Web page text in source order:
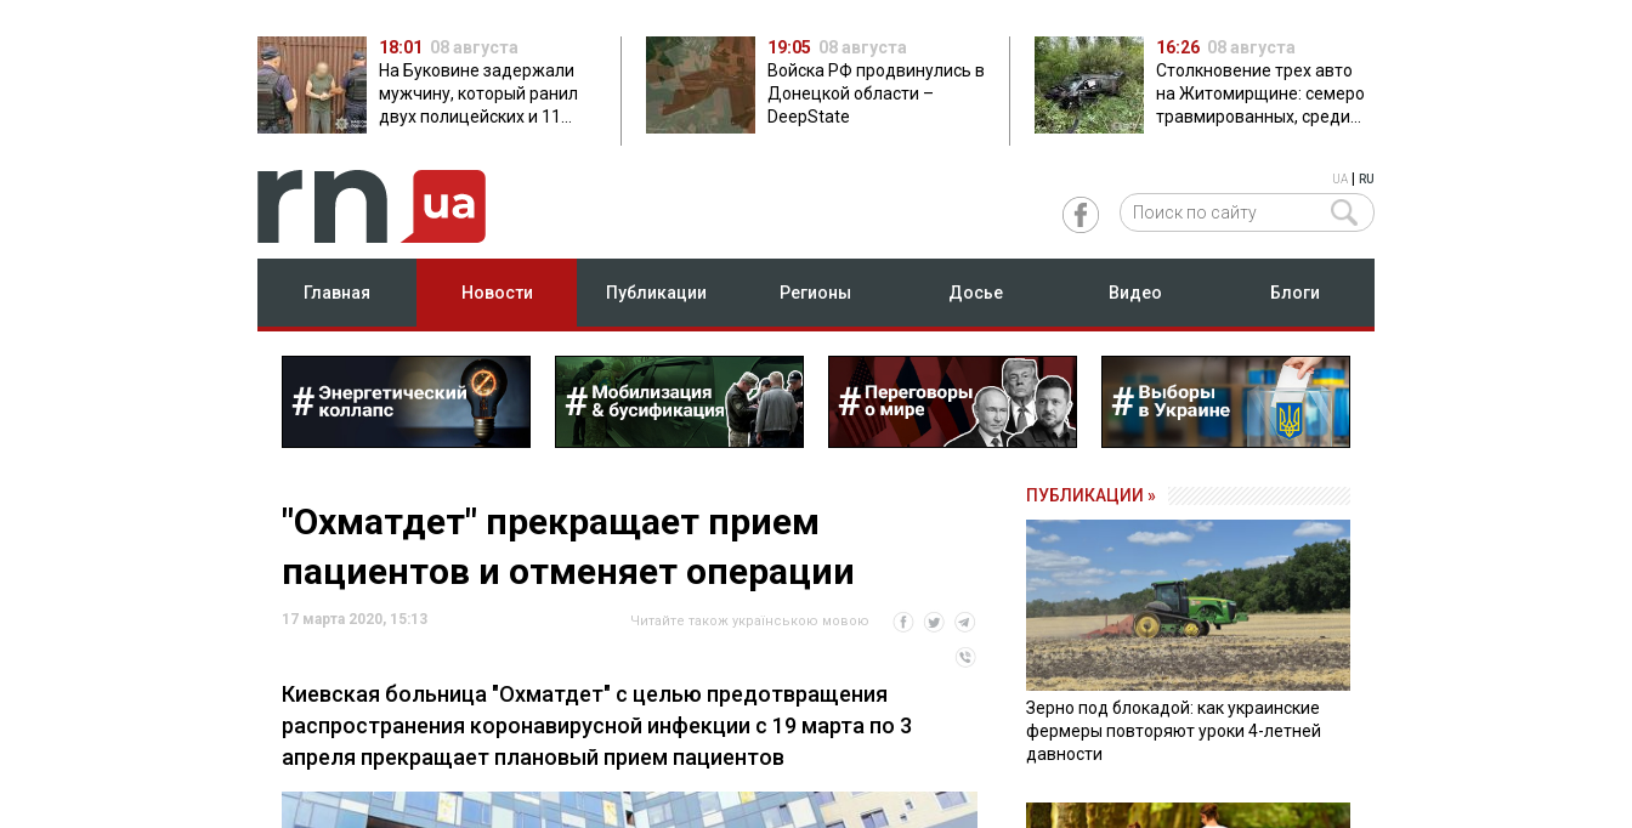
18:01 08 августа
На Буковине задержали
мужчину, который ранил
двух полицейских и 11
19:05 08 августа
Войска РФ продвинулись в
Донецкой области –
DeepState
16:26 08 августа
Столкновение трех авто
на Житомирщине: семеро
травмированных, среди
UA RU
Главная Новости Публикации Регионы Досье Видео Блоги
"Охматдет" прекращает прием
пациентов и отменяет операции
17 марта 2020, 15:13 Читайте також українською мовою
Киевская больница "Охматдет" с целью предотвращения
распространения коронавирусной инфекции с 19 марта по 3
апреля прекращает плановый прием пациентов
ПУБЛИКАЦИИ »
Зерно под блокадой: как украинские
фермеры повторяют уроки 4-летней
давности